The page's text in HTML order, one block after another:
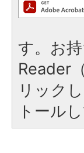
す。お
Reader
リック
トール